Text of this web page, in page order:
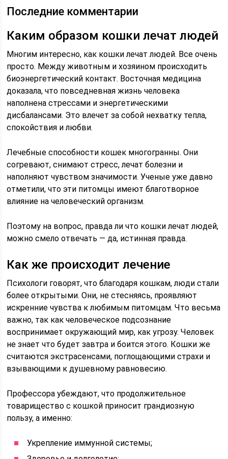
Последние комментарии
Каким образом кошки лечат людей
Многим интересно, как кошки лечат людей. Все очень
просто. Между животным и хозяином происходить
биоэнергетический контакт. Восточная медицина
доказала, что повседневная жизнь человека
наполнена стрессами и энергетическими
дисбалансами. Это влечет за собой нехватку тепла,
спокойствия и любви.
Лечебные способности кошек многогранны. Они
согревают, снимают стресс, лечат болезни и
наполняют чувством значимости. Ученые уже давно
отметили, что эти питомцы имеют благотворное
влияние на человеческий организм.
Поэтому на вопрос, правда ли что кошки лечат людей,
можно смело отвечать — да, истинная правда.
Как же происходит лечение
Психологи говорят, что благодаря кошкам, люди стали
более открытыми. Они, не стесняясь, проявляют
искренние чувства к любимым питомцам. Что весьма
важно, так как человеческое подсознание
воспринимает окружающий мир, как угрозу. Человек
не знает что будет завтра и боится этого. Кошки же
считаются экстрасенсами, поглощающими страхи и
взывающими к душевному равновесию.
Профессора убеждают, что продолжительное
товарищество с кошкой приносит грандиозную
пользу, а именно:
Укрепление иммунной системы;